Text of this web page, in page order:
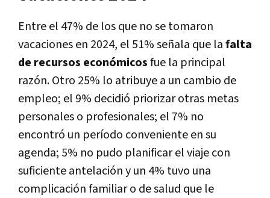
Entre el 47% de los que no se tomaron
vacaciones en 2024, el 51% señala que lafalta
de recursos económicosfue la principal
razón. Otro 25% lo atribuye a un cambio de
empleo; el 9% decidió priorizar otras metas
personales o profesionales; el 7% no
encontró un período conveniente en su
agenda; 5% no pudo planificar el viaje con
suficiente antelación y un 4% tuvo una
complicación familiar o de salud que le